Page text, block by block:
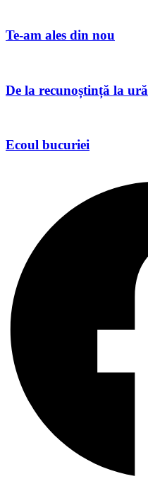
Te-am ales din nou
De la recunoștință la ură
Ecoul bucuriei